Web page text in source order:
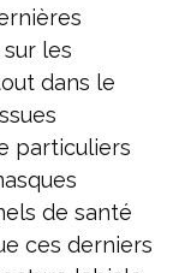
les
dans le
particuliers
de santé
ces derniers